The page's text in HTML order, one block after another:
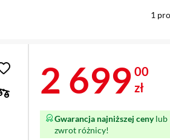
1
Cena 2
2 699 00
zł
Gwarancja najniższej cenylub
zwrot różnicy!